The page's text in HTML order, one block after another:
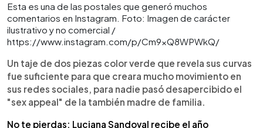
Esta es una de las postales que generó muchos
comentarios en Instagram. Foto: Imagen de carácter
ilustrativo y no comercial /
https://www.instagram.com/p/Cm9xQ8WPWkQ/
Un taje de dos piezas color verde que revela sus curvas
fue suficiente para que creara mucho movimiento en
sus redes sociales, para nadie pasó desapercibido el
"sex appeal" de la también madre de familia.
No te pierdas: Luciana Sandoval recibe el año